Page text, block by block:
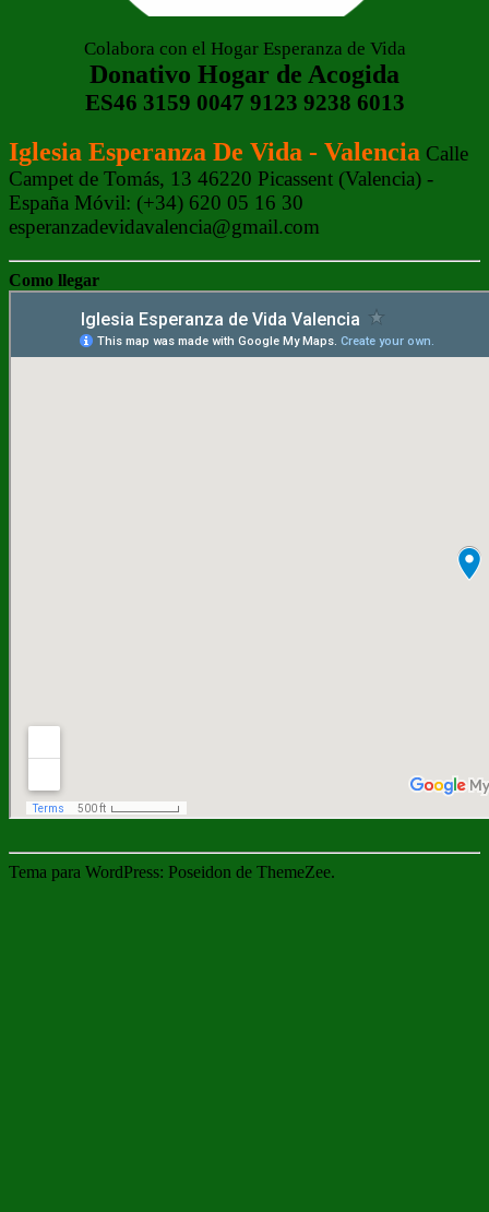
Colabora con el Hogar Esperanza de Vida
Donativo Hogar de Acogida
ES46 3159 0047 9123 9238 6013
Iglesia Esperanza De Vida - Valencia Calle
Campet de Tomás, 13 46220 Picassent (Valencia) -
España Móvil: (+34) 620 05 16 30
esperanzadevidavalencia@gmail.com
Como llegar
Tema para WordPress: Poseidon de ThemeZee.